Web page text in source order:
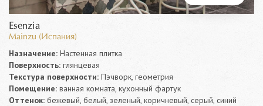
Esenzia
Mainzu (Испания)
Назначение: Настенная плитка
Поверхность: глянцевая
Текстура поверхности: Пэчворк, геометрия
Помещение: ванная комната, кухонный фартук
Оттенок: бежевый, белый, зеленый, коричневый, серый, синий